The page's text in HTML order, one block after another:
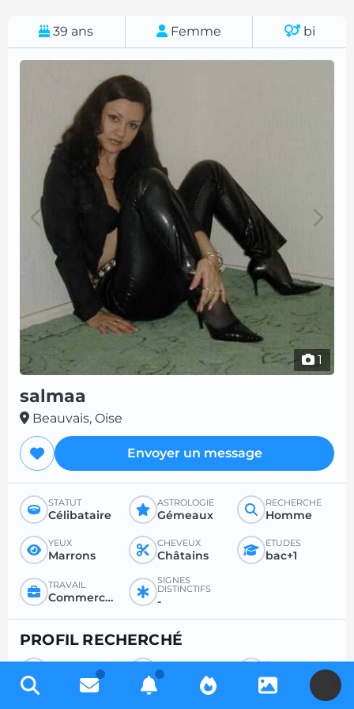
39 ans Femme bi
1
salmaa
Beauvais, Oise
Envoyer un message
STATUT
Célibataire
ASTROLOGIE
Gémeaux
RECHERCHE
Homme
YEUX
Marrons
CHEVEUX
Châtains
ÉTUDES
bac+1
TRAVAIL
Commercant et assimilé
SIGNES
DISTINCTIFS
-
PROFIL RECHERCHÉ
RECHERCHE
Homme
POUR
Tout
ÂGE SOUHAITÉ
-